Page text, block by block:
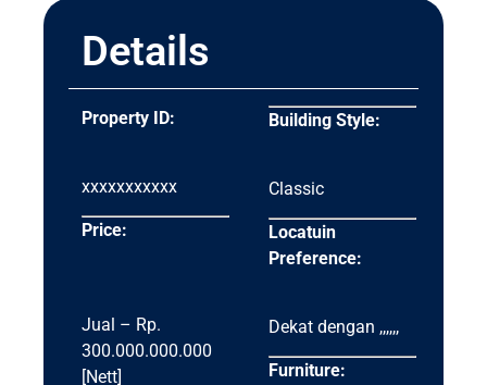
Details
Property ID:
xxxxxxxxxxx
Price:
Jual – Rp.
300.000.000.000
[Nett]
Building Style:
Classic
Locatuin
Preference:
Dekat dengan ,,,,,,
Furniture: